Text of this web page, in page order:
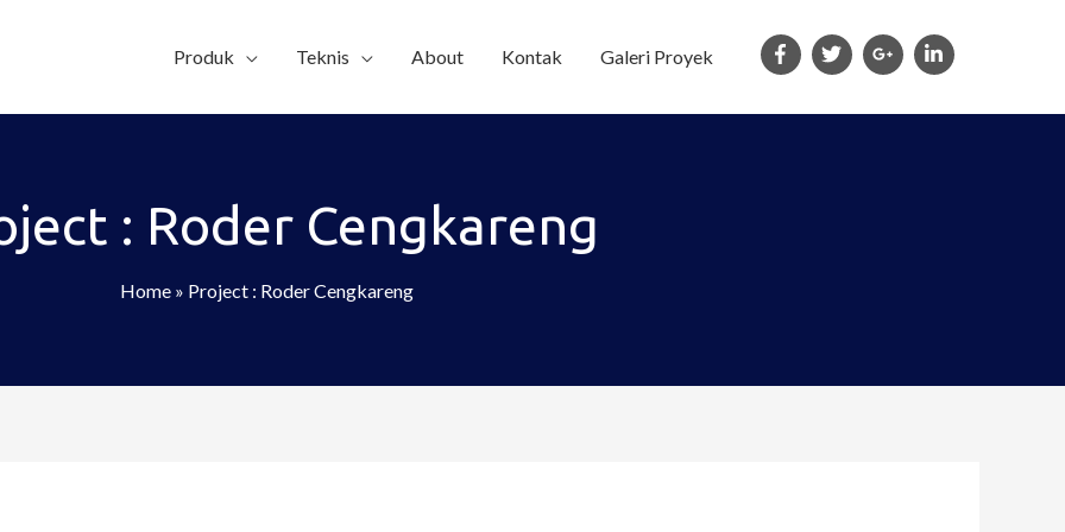
Produk Teknis About Kontak Galeri Proyek
: Roder Cengkareng
Home » Project : Roder Cengkareng